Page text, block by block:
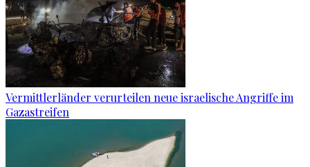
Vermittlerländer verurteilen neue israelische Angriffe im
Gazastreifen